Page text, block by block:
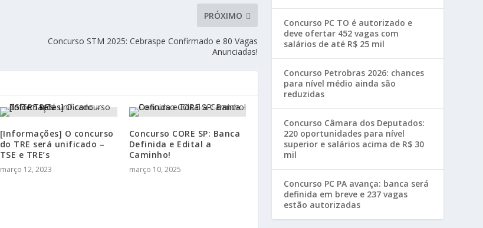
PRÓXIMO
Concurso STM 2025: Cebraspe Confirmado e 80 Vagas
Anunciadas!
[Informações] O concurso
do TRE será unificado –
TSE e TRE’s
março 12, 2023
Concurso CORE SP: Banca
Definida e Edital a
Caminho!
março 10, 2025
Concurso PC TO é autorizado e
deve ofertar 452 vagas com
salários de até R$ 25 mil
Concurso Petrobras 2026: chances
para nível médio ainda são
reduzidas
Concurso Câmara dos Deputados:
220 oportunidades para nível
superior e salários acima de R$ 30
mil
Concurso PC PA avança: banca será
definida em breve e 237 vagas
estão autorizadas